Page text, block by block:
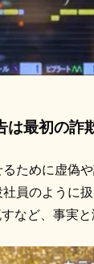
は最初の詐
ために虚偽
員のように
など、事実